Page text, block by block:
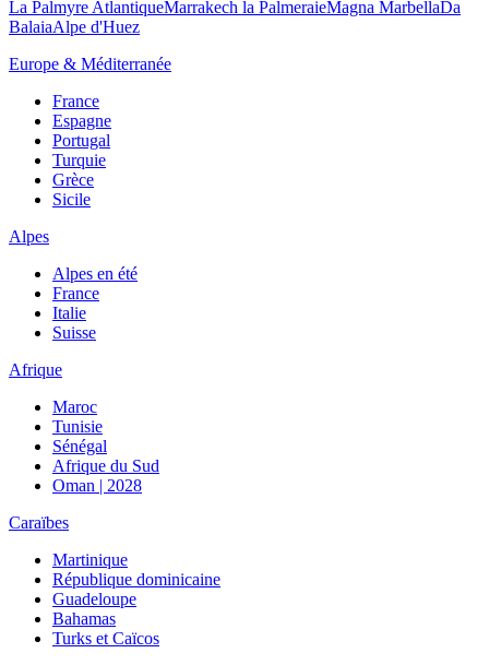
La Palmyre AtlantiqueMarrakech la PalmeraieMagna MarbellaDa
BalaiaAlpe d'Huez
Europe & Méditerranée
France
Espagne
Portugal
Turquie
Grèce
Sicile
Alpes
Alpes en été
France
Italie
Suisse
Afrique
Maroc
Tunisie
Sénégal
Afrique du Sud
Oman | 2028
Caraïbes
Martinique
République dominicaine
Guadeloupe
Bahamas
Turks et Caïcos